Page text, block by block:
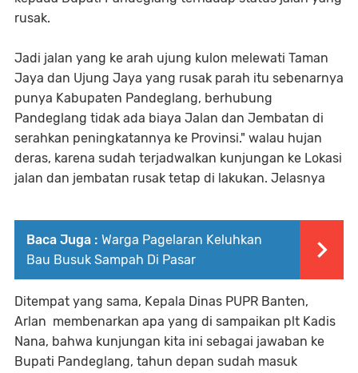
rusak.
Jadi jalan yang ke arah ujung kulon melewati Taman
Jaya dan Ujung Jaya yang rusak parah itu sebenarnya
punya Kabupaten Pandeglang, berhubung
Pandeglang tidak ada biaya Jalan dan Jembatan di
serahkan peningkatannya ke Provinsi." walau hujan
deras, karena sudah terjadwalkan kunjungan ke Lokasi
jalan dan jembatan rusak tetap di lakukan. Jelasnya
Baca Juga : Warga Pagelaran Keluhkan
Bau Busuk Sampah Di Pasar
Ditempat yang sama, Kepala Dinas PUPR Banten,
Arlan membenarkan apa yang di sampaikan plt Kadis
Nana, bahwa kunjungan kita ini sebagai jawaban ke
Bupati Pandeglang, tahun depan sudah masuk